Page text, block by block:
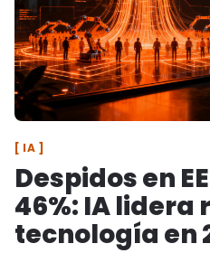
IA
Despidos en
46%: IA lidera
tecnología en